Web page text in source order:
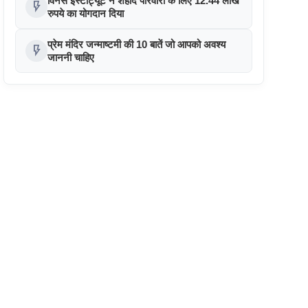
flash_on रुपये का योगदान दिया
flash_on प्रेम मंदिर जन्माष्टमी की 10 बातें जो आपको अवश्य
जाननी चाहिए